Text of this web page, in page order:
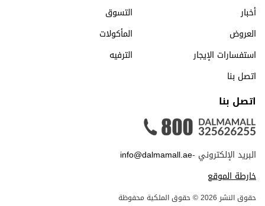
أخبار
التسوق
العروض
المأكولات
استفسارات الإيجار
الترفيه
اتصل بنا
اتصل بنا
البريد الإلكتروني -info@dalmamall.ae
خارطة الموقع
حقوق النشر 2026 © حقوق الملكية محفوظة